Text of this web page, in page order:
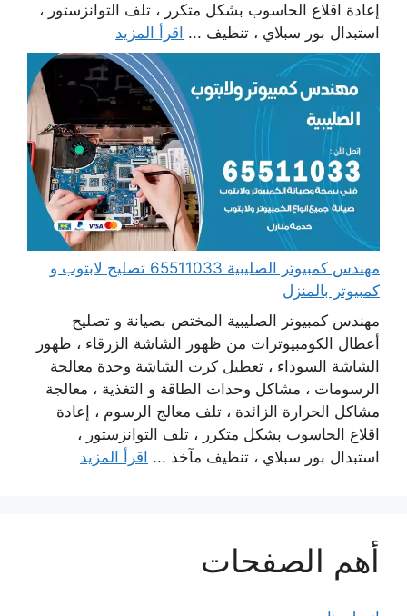
إعادة اقلاع الحاسوب بشكل متكرر ، تلف التوانزستور ،
استبدال بور سبلاي ، تنظيف ... اقرأ المزيد
مهندس كمبيوتر الصليبية 65511033 تصليح لابتوب و
كمبيوتر بالمنزل
مهندس كمبيوتر الصليبية المختص بصيانة و تصليح
أعطال الكومبيوترات من ظهور الشاشة الزرقاء ، ظهور
الشاشة السوداء ، تعطيل كرت الشاشة وحدة معالجة
الرسومات ، مشاكل وحدات الطاقة و التغذية ، معالجة
مشاكل الحرارة الزائدة ، تلف معالج الرسوم ، إعادة
اقلاع الحاسوب بشكل متكرر ، تلف التوانزستور ،
استبدال بور سبلاي ، تنظيف مآخذ ... اقرأ المزيد
أهم الصفحات